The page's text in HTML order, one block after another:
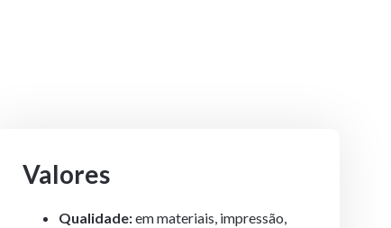
Valores
Qualidade:em materiais, impressão,